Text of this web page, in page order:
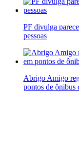
PF divulga
pessoas
Abrigo Amigo
pontos de ônibus